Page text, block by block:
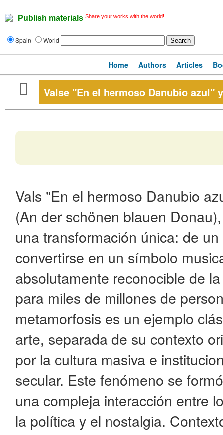
Publish materials Share your works with the world!
Spain World
Home Authors Articles
Valse "En el hermoso Danubio azul"
Vals "En el hermoso Danubio
(An der schönen blauen
una transformación única: de
convertirse en un símbolo
absolutamente reconocible de
para miles de millones de
metamorfosis es un ejemplo
arte, separada de su contexto
por la cultura masiva e
secular. Este fenómeno se
una compleja interacción entre
la política y el nostalgia.